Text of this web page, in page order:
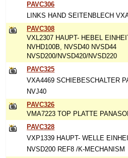
PAVC306
LINKS HAND SEITENBLECH
PAVC308
VXL2307 HAUPT- HEBEL
NVHD100B, NVSD40 NVSD44
NVSD200/NVSD420/NVSD220
PAVC325
VXA4469 SCHIEBESCHALTER
NVJ40
PAVC326
VMA7223 TOP PLATTE
PAVC328
VXP1339 HAUPT- WELLE
NVSD200 REF8 /K-MECHANISM